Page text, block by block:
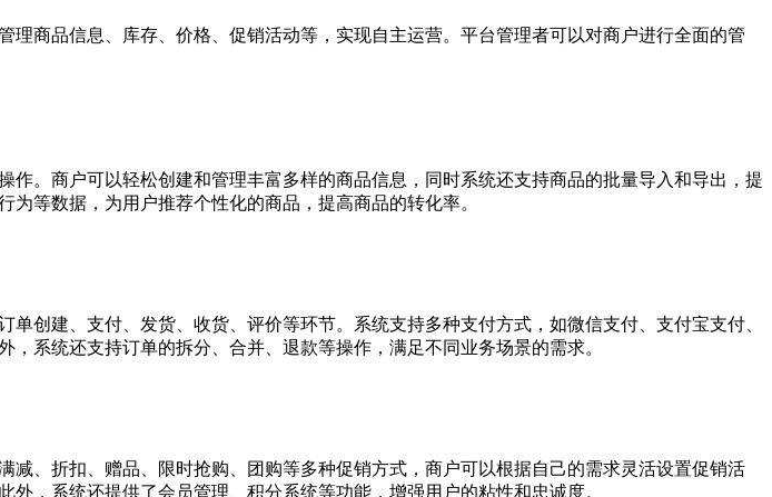
商品信息、库存、价格、促销活动等，实现自主运营。平台管理者可以对商户进行全面的管
。商户可以轻松创建和管理丰富多样的商品信息，同时系统还支持商品的批量导入和导出，提
等数据，为用户推荐个性化的商品，提高商品的转化率。
创建、支付、发货、收货、评价等环节。系统支持多种支付方式，如微信支付、支付宝支付、
系统还支持订单的拆分、合并、退款等操作，满足不同业务场景的需求。
、折扣、赠品、限时抢购、团购等多种促销方式，商户可以根据自己的需求灵活设置促销活
，系统还提供了会员管理、积分系统等功能，增强用户的粘性和忠诚度。